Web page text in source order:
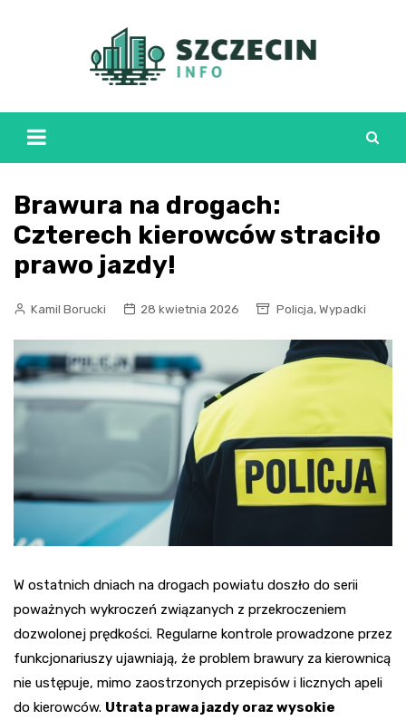
Brawura na drogach:
Czterech kierowców straciło
prawo jazdy!
Kamil Borucki 28 kwietnia 2026 Policja, Wypadki
W ostatnich dniach na drogach powiatu doszło do serii
poważnych wykroczeń związanych z przekroczeniem
dozwolonej prędkości. Regularne kontrole prowadzone przez
funkcjonariuszy ujawniają, że problem brawury za kierownicą
nie ustępuje, mimo zaostrzonych przepisów i licznych apeli
do kierowców. Utrata prawa jazdy oraz wysokie